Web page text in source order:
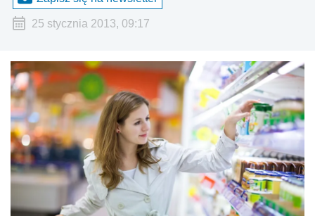
25 stycznia 2013, 09:17